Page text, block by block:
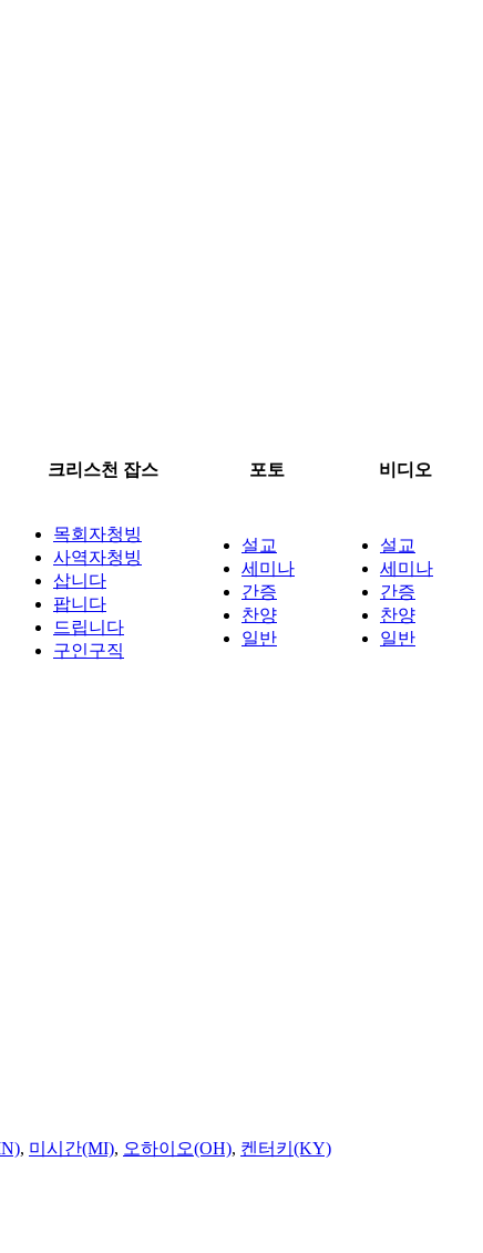
크리스천 잡스 포토 비디오
목회자청빙
사역자청빙
삽니다
팝니다
드립니다
구인구직
설교
세미나
간증
찬양
일반
설교
세미나
간증
찬양
일반
, 미시간(MI), 오하이오(OH), 켄터키(KY)